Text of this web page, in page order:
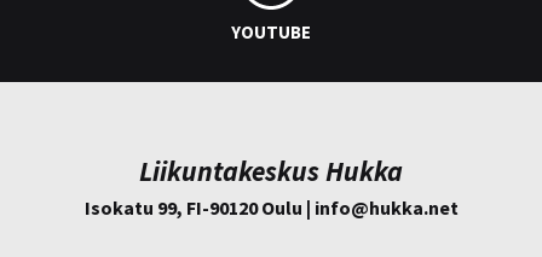
YOUTUBE
Liikuntakeskus Hukka
Isokatu 99, FI-90120 Oulu | info@hukka.net